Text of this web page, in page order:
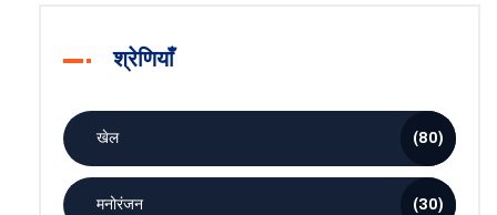
श्रेणियाँ
खेल (80)
मनोरंजन (30)